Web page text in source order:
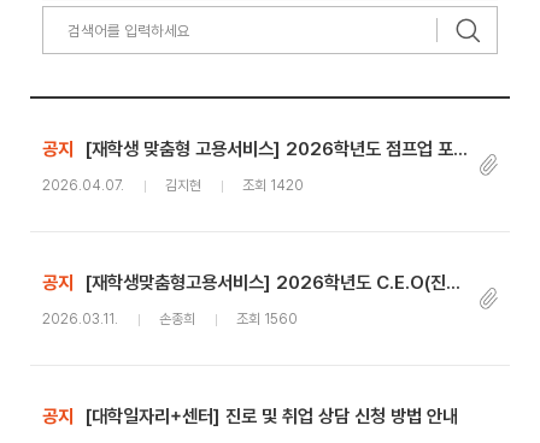
공지 [재학생 맞춤형 고용서비스] 2026학년도 점프업 포인트(수당) 신청 안내
2026.04.07. 김지현 조회 1420
공지 [재학생맞춤형고용서비스] 2026학년도 C.E.O(진로탐색동아리) 참가자 상시 모집 안내
2026.03.11. 손종희 조회 1560
공지 [대학일자리+센터] 진로 및 취업 상담 신청 방법 안내